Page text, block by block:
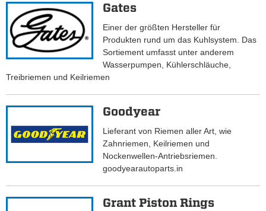
Gates
Einer der größten Hersteller für
Produkten rund um das Kuhlsystem. Das
Sortiement umfasst unter anderem
Wasserpumpen, Kühlerschläuche,
Treibriemen und Keilriemen
Goodyear
Lieferant von Riemen aller Art, wie
Zahnriemen, Keilriemen und
Nockenwellen-Antriebsriemen.
goodyearautoparts.in
Grant Piston Rings